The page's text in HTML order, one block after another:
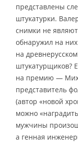
представлены
штукатурки.
снимки не
обнаружил на
на
штукатурщиков?
на премию —
представитель
(автор «новой
можно
мужчины
а генная